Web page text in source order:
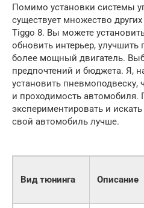
Помимо установки системы
существует множество
Tiggo 8. Вы можете
обновить интерьер, улучшить
более мощный двигатель.
предпочтений и бюджета. Я,
установить
и проходимость автомобиля.
экспериментировать и
свой автомобиль лучше.
Вид тюнинга Описание